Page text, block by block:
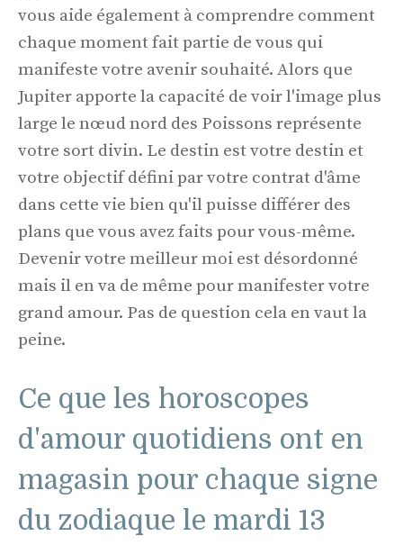
vous aide également à comprendre comment
chaque moment fait partie de vous qui
manifeste votre avenir souhaité. Alors que
Jupiter apporte la capacité de voir l'image plus
large le nœud nord des Poissons représente
votre sort divin. Le destin est votre destin et
votre objectif défini par votre contrat d'âme
dans cette vie bien qu'il puisse différer des
plans que vous avez faits pour vous-même.
Devenir votre meilleur moi est désordonné
mais il en va de même pour manifester votre
grand amour. Pas de question cela en vaut la
peine.
Ce que les horoscopes
d'amour quotidiens ont en
magasin pour chaque signe
du zodiaque le mardi 13